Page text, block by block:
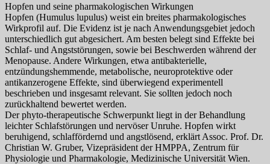
Hopfen und seine pharmakologischen Wirkungen
Hopfen (Humulus lupulus) weist ein breites pharmakologisches
Wirkprofil auf. Die Evidenz ist je nach Anwendungsgebiet jedoch
unterschiedlich gut abgesichert. Am besten belegt sind Effekte bei
Schlaf- und Angststörungen, sowie bei Beschwerden während der
Menopause. Andere Wirkungen, etwa antibakterielle,
entzündungshemmende, metabolische, neuroprotektive oder
antikanzerogene Effekte, sind überwiegend experimentell
beschrieben und insgesamt relevant. Sie sollten jedoch noch
zurückhaltend bewertet werden.
Der phyto-therapeutische Schwerpunkt liegt in der Behandlung
leichter Schlafstörungen und nervöser Unruhe. Hopfen wirkt
beruhigend, schlaffördernd und angstlösend, erklärt Assoc. Prof. Dr.
Christian W. Gruber, Vizepräsident der HMPPA, Zentrum für
Physiologie und Pharmakologie, Medizinische Universität Wien.